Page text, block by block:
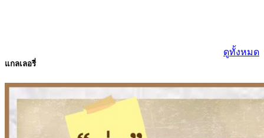
แกลเลอรี่
ดูทั้งหมด